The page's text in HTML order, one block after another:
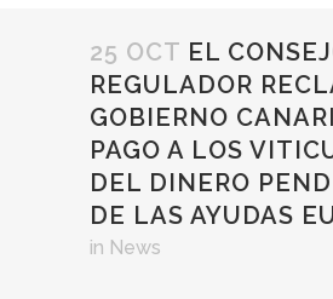
25 OCT EL
REGULADOR
GOBIERNO
PAGO A LOS
DEL DINERO
DE LAS AYUDAS
in News